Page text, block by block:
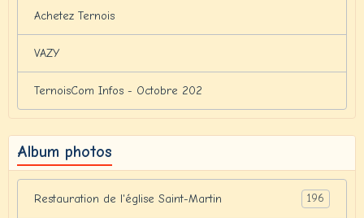
Achetez Ternois
VAZY
TernoisCom Infos - Octobre 202
Album photos
Restauration de l'église Saint-Martin 196